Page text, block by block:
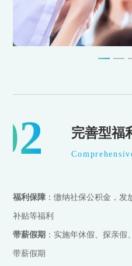
完善型福
福利保障：缴纳社保公积金，发
补贴等福利
带薪假期 ：实施年休假、探亲
带薪假期